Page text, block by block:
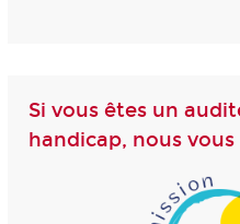
Si vous êtes un
handicap, nous vous